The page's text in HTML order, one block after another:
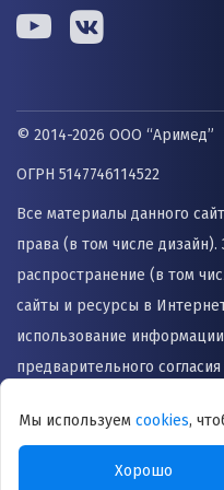
© 2014-2026 ООО “Аримед”
ОГРН 5147746114522
Все материалы данного
права (в том числе
распространение (в том
сайты и ресурсы в
использование
предварительного
может быть использована
Мы используем cookies,
Хорошо